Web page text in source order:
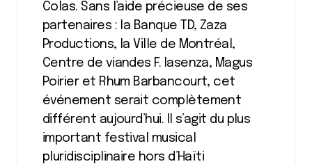
Colas. Sans l’aide précieuse de ses
partenaires : la Banque TD, Zaza
Productions, la Ville de Montréal,
Centre de viandes F. Iasenza, Magus
Poirier et Rhum Barbancourt, cet
événement serait complètement
différent aujourd’hui. Il s’agit du plus
important festival musical
pluridisciplinaire hors d’Haïti